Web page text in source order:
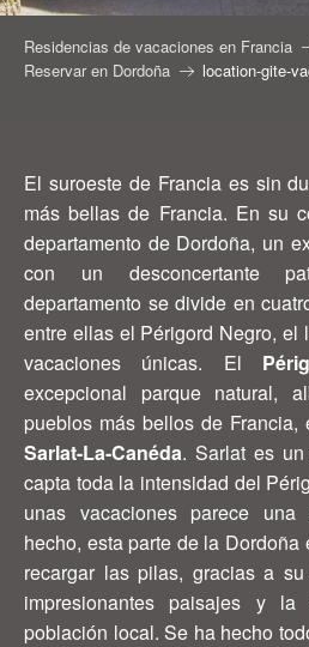
Residencias de vacaciones en Francia
Reservar en Dordoña
location-gite-
El suroeste de Francia es sin
más bellas de Francia. En su
departamento de Dordoña, un
con un desconcertante
departamento se divide en
entre ellas el Périgord Negro, el
vacaciones únicas. El
excepcional parque natural,
pueblos más bellos de
Sarlat-La-Canéda. Sarlat es
capta toda la intensidad del
unas vacaciones parece una
hecho, esta parte de la
recargar las pilas, gracias a
impresionantes paisajes y
población local. Se ha hecho